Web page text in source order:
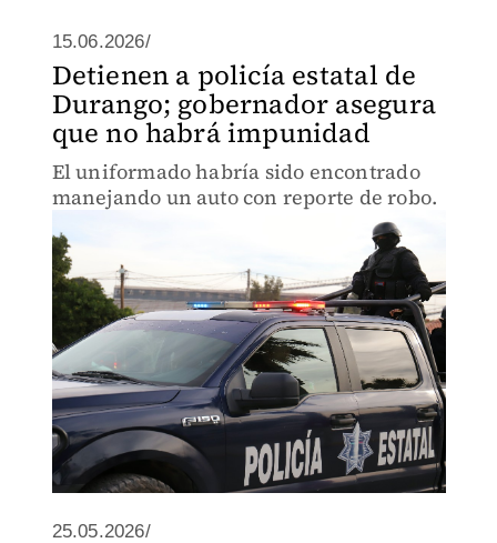
15.06.2026/
Detienen a policía estatal de
Durango; gobernador asegura
que no habrá impunidad
El uniformado habría sido encontrado
manejando un auto con reporte de robo.
25.05.2026/